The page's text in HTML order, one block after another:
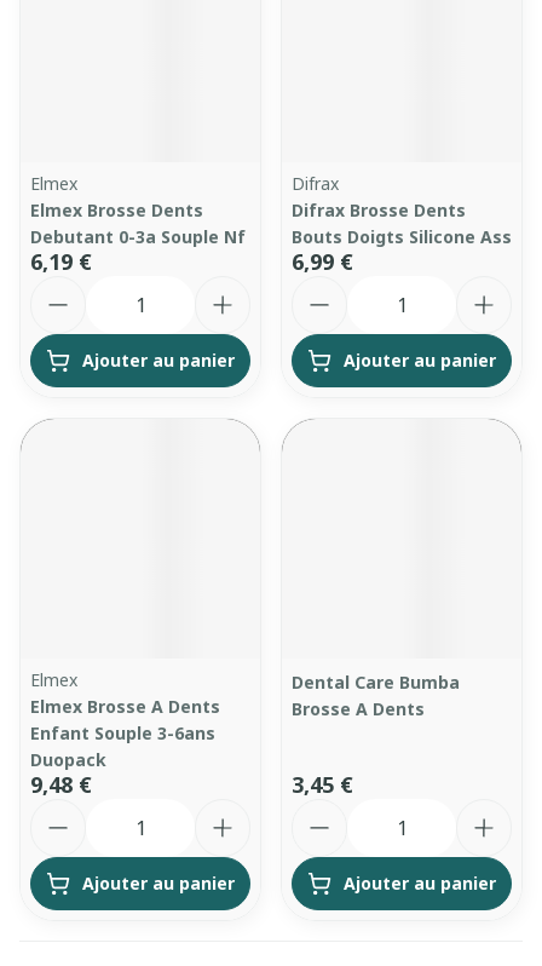
Elmex
Elmex Brosse Dents
Debutant 0-3a Souple Nf
6,19 €
Ajouter au panier
Difrax
Difrax Brosse Dents
Bouts Doigts Silicone Ass
6,99 €
Ajouter au panier
Elmex
Elmex Brosse A Dents
Enfant Souple 3-6ans
Duopack
9,48 €
Ajouter au panier
Dental Care Bumba
Brosse A Dents
3,45 €
Ajouter au panier